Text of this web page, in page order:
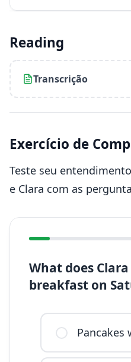
Play
Reading
Transcrição
Exercício de
Teste seu
e Clara com as
What does
breakfast on
Pancakes